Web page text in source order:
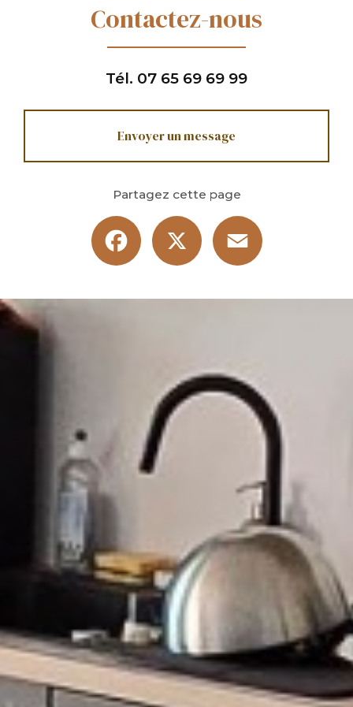
Contactez-nous
Tél. 07 65 69 69 99
Envoyer un message
Partagez cette page
Facebook